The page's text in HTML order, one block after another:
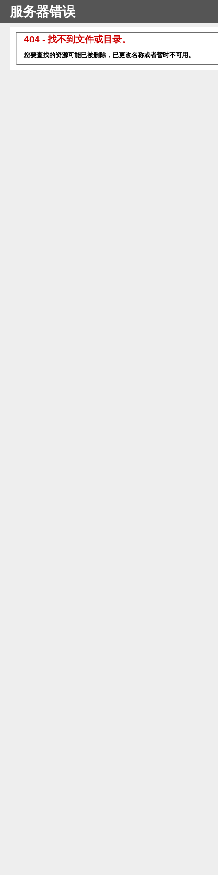
服务器错误
404 - 找不到文件或目录。
您要查找的资源可能已被删除，已更改名称或者暂时不可用。